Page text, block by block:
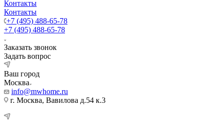
Контакты
Контакты
+7 (495) 488-65-78
+7 (495) 488-65-78
Заказать звонок
Задать вопрос
Ваш город
Москва
info@mwhome.ru
г. Москва, Вавилова д.54 к.3